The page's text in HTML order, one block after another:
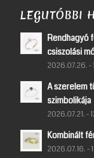
LEGUTÓBBI
Rendhagyó
csiszolási
2026.07.26. -
A szerelem
szimbolikája
2026.07.21. -
Kombinált
2026.07.16. -